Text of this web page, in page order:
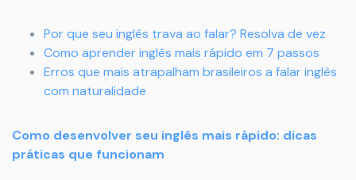
Por que seu inglês trava ao falar? Resolva de vez
Como aprender inglês mais rápido em 7 passos
Erros que mais atrapalham brasileiros a falar inglês
com naturalidade
Como desenvolver seu inglês mais rápido: dicas
práticas que funcionam